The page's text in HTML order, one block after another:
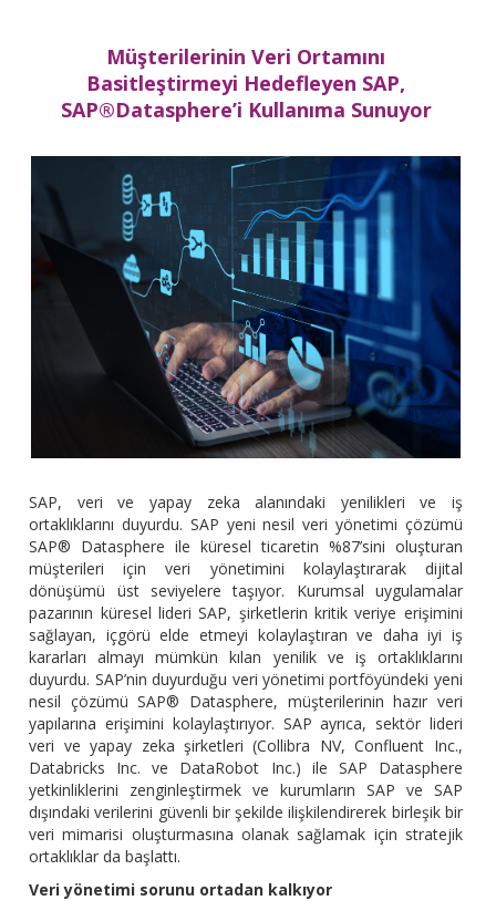
Müşterilerinin Veri Ortamını
Basitleştirmeyi Hedefleyen SAP,
SAP®Datasphere’i Kullanıma Sunuyor
SAP, veri ve yapay zeka alanındaki yenilikleri ve iş
ortaklıklarını duyurdu. SAP yeni nesil veri yönetimi çözümü
SAP® Datasphere ile küresel ticaretin %87’sini oluşturan
müşterileri için veri yönetimini kolaylaştırarak dijital
dönüşümü üst seviyelere taşıyor. Kurumsal uygulamalar
pazarının küresel lideri SAP, şirketlerin kritik veriye erişimini
sağlayan, içgörü elde etmeyi kolaylaştıran ve daha iyi iş
kararları almayı mümkün kılan yenilik ve iş ortaklıklarını
duyurdu. SAP’nin duyurduğu veri yönetimi portföyündeki yeni
nesil çözümü SAP® Datasphere, müşterilerinin hazır veri
yapılarına erişimini kolaylaştırıyor. SAP ayrıca, sektör lideri
veri ve yapay zeka şirketleri (Collibra NV, Confluent Inc.,
Databricks Inc. ve DataRobot Inc.) ile SAP Datasphere
yetkinliklerini zenginleştirmek ve kurumların SAP ve SAP
dışındaki verilerini güvenli bir şekilde ilişkilendirerek birleşik bir
veri mimarisi oluşturmasına olanak sağlamak için stratejik
ortaklıklar da başlattı.
Veri yönetimi sorunu ortadan kalkıyor